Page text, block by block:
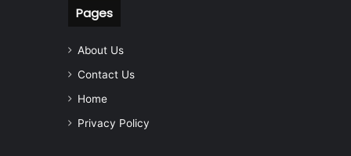
Pages
About Us
Contact Us
Home
Privacy Policy